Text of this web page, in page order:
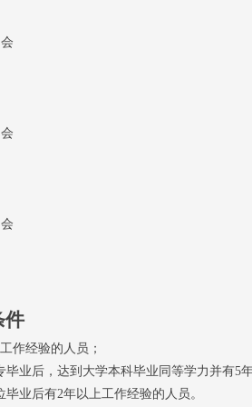
件
作经验的人员；
毕业后，达到大学本科毕业同等学力并有5
业后有2年以上工作经验的人员。